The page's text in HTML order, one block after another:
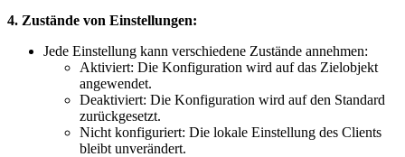
4. Zustände von Einstellungen:
Jede Einstellung kann verschiedene Zustände annehmen:
Aktiviert: Die Konfiguration wird auf das Zielobjekt
angewendet.
Deaktiviert: Die Konfiguration wird auf den Standard
zurückgesetzt.
Nicht konfiguriert: Die lokale Einstellung des Clients
bleibt unverändert.